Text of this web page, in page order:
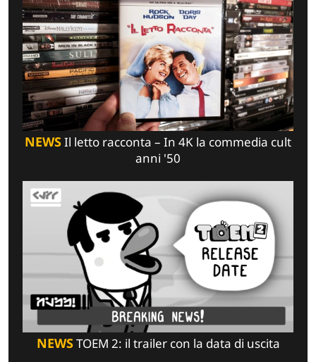
NEWSIl letto racconta – In 4K la commedia cult
anni '50
NEWSTOEM 2: il trailer con la data di uscita